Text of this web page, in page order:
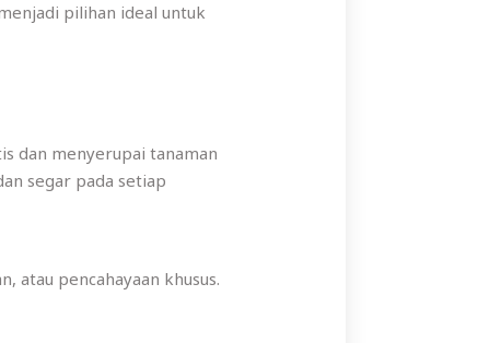
pilihan ideal untuk
dan menyerupai tanaman
segar pada setiap
atau pencahayaan khusus.